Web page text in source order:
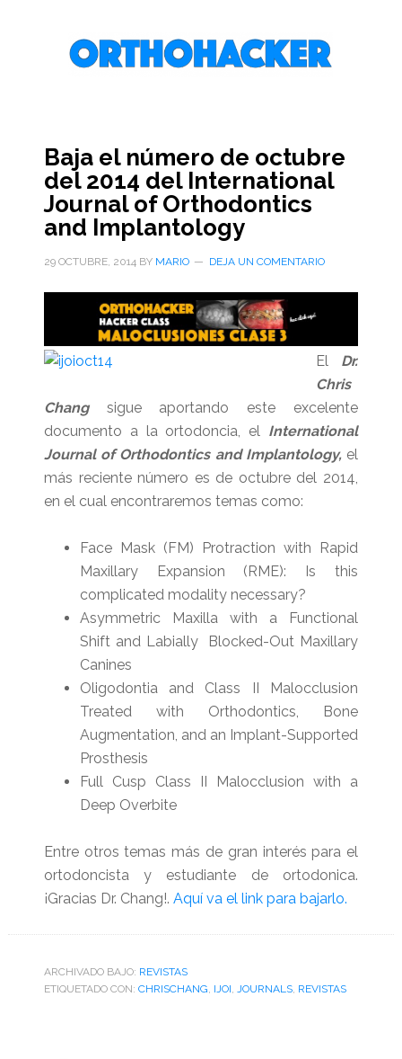
Baja el número de octubre
del 2014 del International
Journal of Orthodontics
and Implantology
29 OCTUBRE, 2014BY MARIO DEJA UN COMENTARIO
El Dr.
Chris
Changsigue aportando este excelente
documento a la ortodoncia, el International
Journal of Orthodontics and Implantology, el
más reciente número es de octubre del 2014,
en el cual encontraremos temas como:
Face Mask (FM) Protraction with Rapid
Maxillary Expansion (RME): Is this
complicated modality necessary?
Asymmetric Maxilla with a Functional
Shift and Labially Blocked-Out Maxillary
Canines
Oligodontia and Class II Malocclusion
Treated with Orthodontics, Bone
Augmentation, and an Implant-Supported
Prosthesis
Full Cusp Class II Malocclusion with a
Deep Overbite
Entre otros temas más de gran interés para el
ortodoncista y estudiante de ortodonica.
¡Gracias Dr. Chang!. Aquí va el link para bajarlo.
ARCHIVADO BAJO: REVISTAS
ETIQUETADO CON: CHRISCHANG IJOI JOURNALS, REVISTAS